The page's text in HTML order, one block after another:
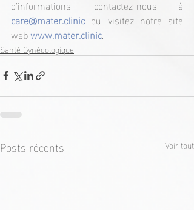
care@mater.clinic ou visitez notre site
web www.mater.clinic.
Santé Gynécologique
Posts récents Voir tout